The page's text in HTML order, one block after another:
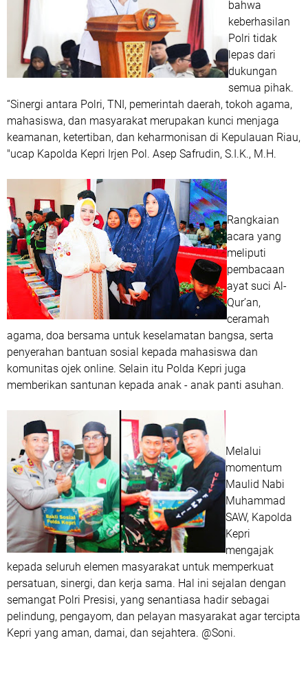
bahwa
keberhasilan
Polri tidak
lepas dari
dukungan
semua pihak.
“Sinergi antara Polri, TNI, pemerintah daerah, tokoh agama,
mahasiswa, dan masyarakat merupakan kunci menjaga
keamanan, ketertiban, dan keharmonisan di Kepulauan Riau,
"ucap Kapolda Kepri Irjen Pol. Asep Safrudin, S.I.K., M.H.
Rangkaian
acara yang
meliputi
pembacaan
ayat suci Al-
Qur’an,
ceramah
agama, doa bersama untuk keselamatan bangsa, serta
penyerahan bantuan sosial kepada mahasiswa dan
komunitas ojek online. Selain itu Polda Kepri juga
memberikan santunan kepada anak - anak panti asuhan.
Melalui
momentum
Maulid Nabi
Muhammad
SAW, Kapolda
Kepri
mengajak
kepada seluruh elemen masyarakat untuk memperkuat
persatuan, sinergi, dan kerja sama. Hal ini sejalan dengan
semangat Polri Presisi, yang senantiasa hadir sebagai
pelindung, pengayom, dan pelayan masyarakat agar tercipta
Kepri yang aman, damai, dan sejahtera. @Soni.